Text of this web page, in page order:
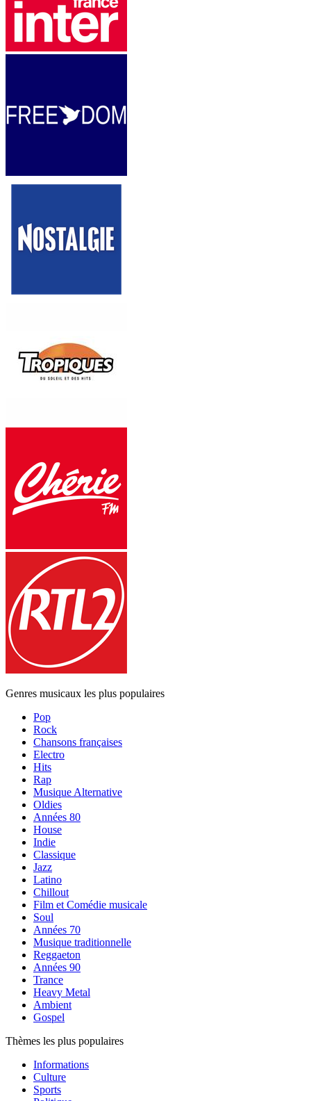
Genres musicaux les plus populaires
Pop
Rock
Chansons françaises
Electro
Hits
Rap
Musique Alternative
Oldies
Années 80
House
Indie
Classique
Jazz
Latino
Chillout
Film et Comédie musicale
Soul
Années 70
Musique traditionnelle
Reggaeton
Années 90
Trance
Heavy Metal
Ambient
Gospel
Thèmes les plus populaires
Informations
Culture
Sports